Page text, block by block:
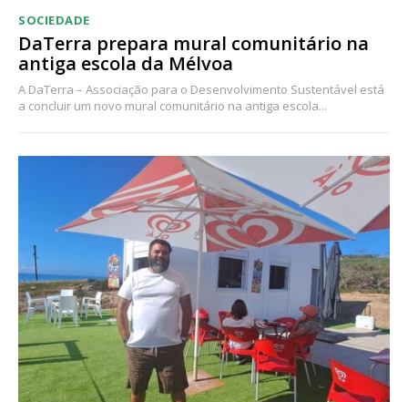
SOCIEDADE
DaTerra prepara mural comunitário na
antiga escola da Mélvoa
A DaTerra – Associação para o Desenvolvimento Sustentável está
a concluir um novo mural comunitário na antiga escola...